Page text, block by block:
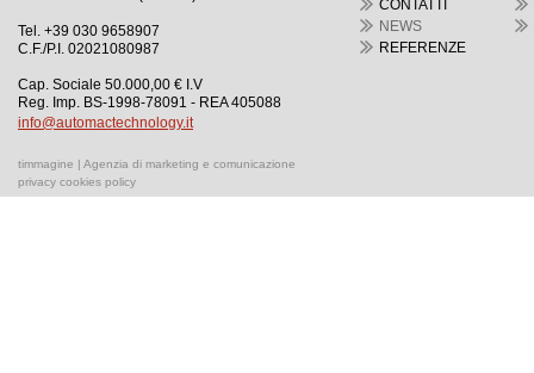
Tel. +39 030 9658907
C.F./P.I. 02021080987
Cap. Sociale 50.000,00 € I.V
Reg. Imp. BS-1998-78091 - REA 405088
info@automactechnology.it
timmagine | Agenzia di marketing e comunicazione
privacy cookies policy
CONTATTI
NEWS
REFERENZE